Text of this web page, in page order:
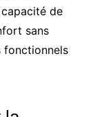
de
sans
fonctionnels